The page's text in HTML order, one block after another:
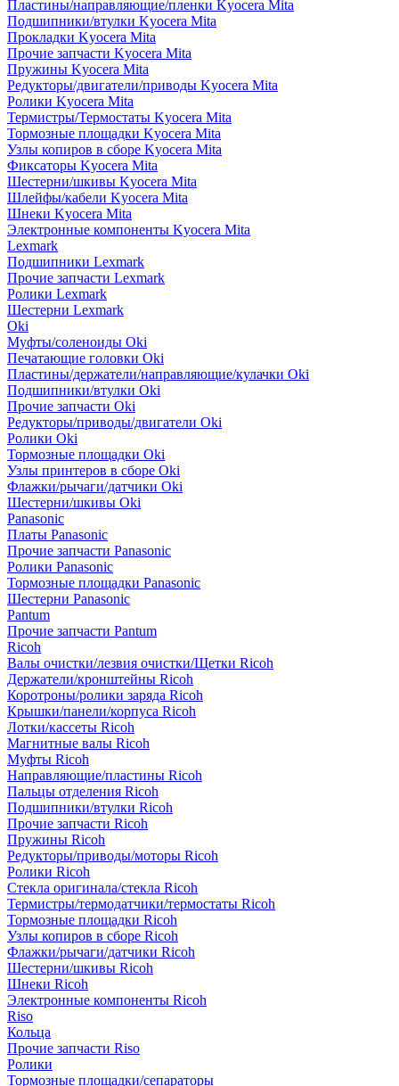
Пластины/направляющие/пленки Kyocera Mita
Подшипники/втулки Kyocera Mita
Прокладки Kyocera Mita
Прочие запчасти Kyocera Mita
Пружины Kyocera Mita
Редукторы/двигатели/приводы Kyocera Mita
Ролики Kyocera Mita
Термистры/Термостаты Kyocera Mita
Тормозные площадки Kyocera Mita
Узлы копиров в сборе Kyocera Mita
Фиксаторы Kyocera Mita
Шестерни/шкивы Kyocera Mita
Шлейфы/кабели Kyocera Mita
Шнеки Kyocera Mita
Электронные компоненты Kyocera Mita
Lexmark
Подшипники Lexmark
Прочие запчасти Lexmark
Ролики Lexmark
Шестерни Lexmark
Oki
Муфты/соленоиды Oki
Печатающие головки Oki
Пластины/держатели/направляющие/кулачки Oki
Подшипники/втулки Oki
Прочие запчасти Oki
Редукторы/приводы/двигатели Oki
Ролики Oki
Тормозные площадки Oki
Узлы принтеров в сборе Oki
Флажки/рычаги/датчики Oki
Шестерни/шкивы Oki
Panasonic
Платы Panasonic
Прочие запчасти Panasonic
Ролики Panasonic
Тормозные площадки Panasonic
Шестерни Panasonic
Pantum
Прочие запчасти Pantum
Ricoh
Валы очистки/лезвия очистки/Щетки Ricoh
Держатели/кронштейны Ricoh
Коротроны/ролики заряда Ricoh
Крышки/панели/корпуса Ricoh
Лотки/кассеты Ricoh
Магнитные валы Ricoh
Муфты Ricoh
Направляющие/пластины Ricoh
Пальцы отделения Ricoh
Подшипники/втулки Ricoh
Прочие запчасти Ricoh
Пружины Ricoh
Редукторы/приводы/моторы Ricoh
Ролики Ricoh
Стекла оригинала/стекла Ricoh
Термистры/термодатчики/термостаты Ricoh
Тормозные площадки Ricoh
Узлы копиров в сборе Ricoh
Флажки/рычаги/датчики Ricoh
Шестерни/шкивы Ricoh
Шнеки Ricoh
Электронные компоненты Ricoh
Riso
Кольца
Прочие запчасти Riso
Ролики
Тормозные площадки/сепараторы